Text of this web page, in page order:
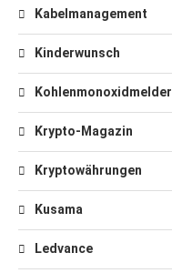
Kabelmanagement
Kinderwunsch
Kohlenmonoxidmelder
Krypto-Magazin
Kryptowährungen
Kusama
Ledvance